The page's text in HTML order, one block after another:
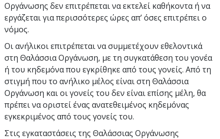
Οργάνωσης δεν επιτρέπεται να εκτελεί καθήκοντα ή να
εργάζεται για περισσότερες ώρες απ’ όσες επιτρέπει ο
νόμος.
Οι ανήλικοι επιτρέπεται να συμμετέχουν εθελοντικά
στη Θαλάσσια Οργάνωση, με τη συγκατάθεση του γονέα
ή του κηδεμόνα που εγκρίθηκε από τους γονείς. Από τη
στιγμή που το ανήλικο μέλος είναι στη Θαλάσσια
Οργάνωση και οι γονείς του δεν είναι επίσης μέλη, θα
πρέπει να οριστεί ένας ανατεθειμένος κηδεμόνας
εγκεκριμένος από τους γονείς του.
Στις εγκαταστάσεις της Θαλάσσιας Οργάνωσης